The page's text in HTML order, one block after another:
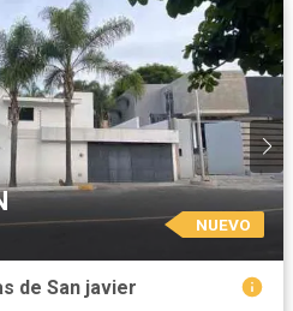
NUEVO
de San javier